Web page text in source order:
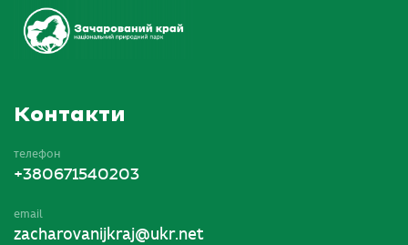
Контакти
телефон
+380671540203
email
zacharovanijkraj@ukr.net